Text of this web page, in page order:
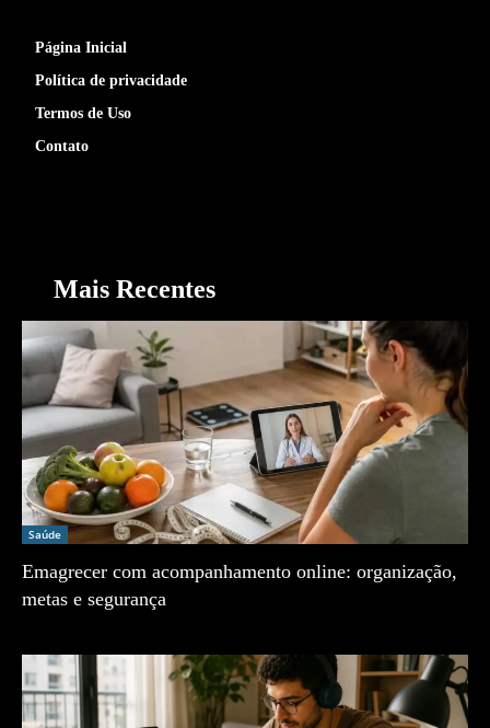
Página Inicial
Política de privacidade
Termos de Uso
Contato
Mais Recentes
Saúde
Emagrecer com acompanhamento online: organização,
metas e segurança